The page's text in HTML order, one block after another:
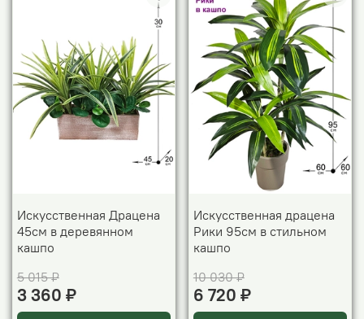
Искусственная Драцена
45см в деревянном
кашпо
5 015 ₽
3 360 ₽
Искусственная драцена
Рики 95см в стильном
кашпо
10 030 ₽
6 720 ₽